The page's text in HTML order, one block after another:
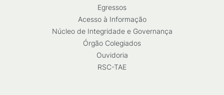
Egressos
Acesso à Informação
Núcleo de Integridade e Governança
Órgão Colegiados
Ouvidoria
RSC-TAE